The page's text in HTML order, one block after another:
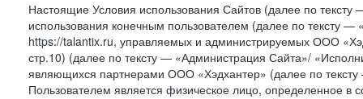
Настоящие Условия использования Сайтов (далее по
использования конечным пользователем (далее по тексту
https://talantix.ru, управляемых и администрируемых ООО
стр.10) (далее по тексту — «Администрация Сайта»/
являющихся партнерами ООО «Хэдхантер» (далее по
Пользователем является физическое лицо, определенное в